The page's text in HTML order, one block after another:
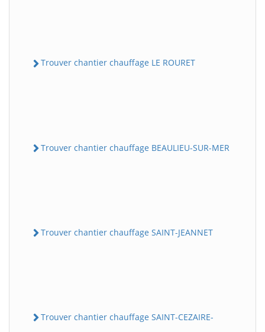
Trouver chantier chauffage LE ROURET
Trouver chantier chauffage BEAULIEU-SUR-MER
Trouver chantier chauffage SAINT-JEANNET
Trouver chantier chauffage SAINT-CEZAIRE-